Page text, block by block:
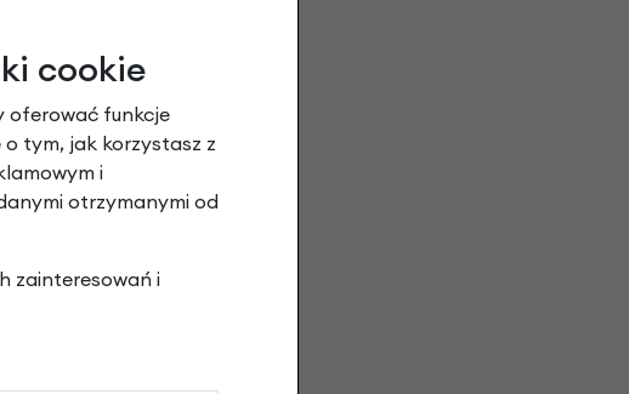
cookie
oferować funkcje
tym, jak korzystasz z
i
otrzymanymi od
zainteresowań i